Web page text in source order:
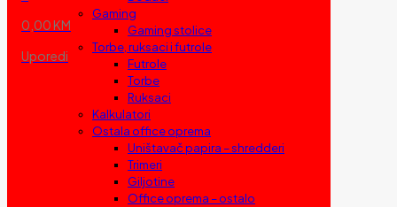
0,00 KM
Uporedi
Gaming
Gaming stolice
Torbe, ruksaci i futrole
Futrole
Torbe
Ruksaci
Kalkulatori
Ostala office oprema
Uništavač papira – shredderi
Trimeri
Giljotine
Office oprema – ostalo